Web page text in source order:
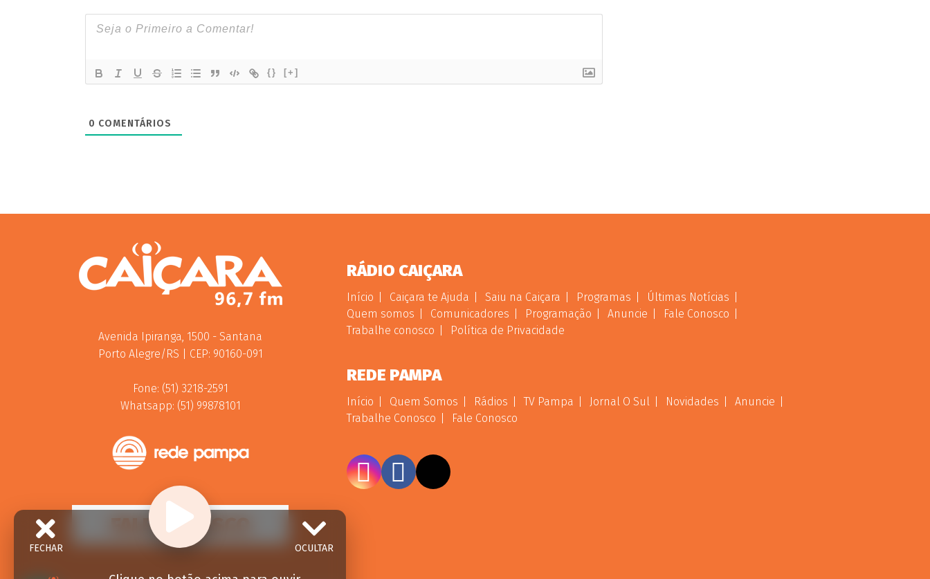
{} [+]
0 COMENTÁRIOS
Avenida Ipiranga, 1500 - Santana
Porto Alegre/RS | CEP: 90160-091
Fone: (51) 3218-2591
Whatsapp: (51) 99878101
FALE CONOSCO
RÁDIO CAIÇARA
Início Caiçara te Ajuda Saiu na Caiçara Programas
Últimas Notícias
Quem somos
Comunicadores Programação Anuncie
Fale Conosco
Trabalhe conosco
Política de Privacidade
REDE PAMPA
Início Quem Somos Rádios TV Pampa Jornal O Sul Novidades
Anuncie
Trabalhe Conosco
Fale Conosco
OCULTAR
FECHAR